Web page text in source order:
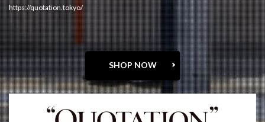
https://quotation.tokyo/
SHOP NOW